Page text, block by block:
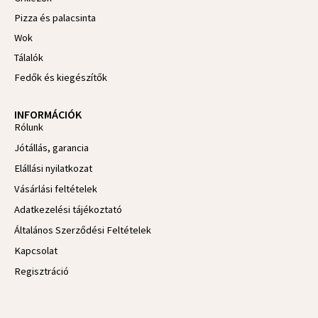
Pizza és palacsinta
Wok
Tálalók
Fedők és kiegészítők
INFORMÁCIÓK
Rólunk
Jótállás, garancia
Elállási nyilatkozat
Vásárlási feltételek
Adatkezelési tájékoztató
Általános Szerződési Feltételek
Kapcsolat
Regisztráció